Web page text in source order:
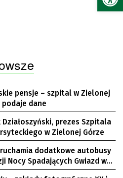
pensje – szpital w Zielonej
podaje dane
Działoszyński, prezes Szpitala
w Zielonej Górze
dodatkowe autobusy
Nocy Spadających Gwiazd w